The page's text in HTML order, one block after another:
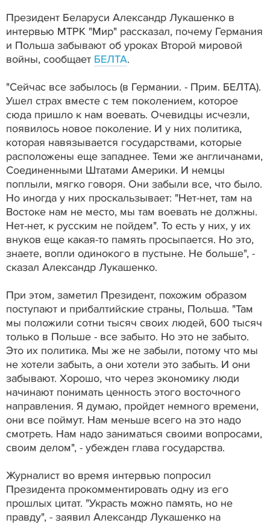
Президент Беларуси Александр Лукашенко в
интервью МТРК "Мир" рассказал, почему Германия
и Польша забывают об уроках Второй мировой
войны, сообщает БЕЛТА.
"Сейчас все забылось (в Германии. - Прим. БЕЛТА).
Ушел страх вместе с тем поколением, которое
сюда пришло к нам воевать. Очевидцы исчезли,
появилось новое поколение. И у них политика,
которая навязывается государствами, которые
расположены еще западнее. Теми же англичанами,
Соединенными Штатами Америки. И немцы
поплыли, мягко говоря. Они забыли все, что было.
Но иногда у них проскальзывает: "Нет-нет, там на
Востоке нам не место, мы там воевать не должны.
Нет-нет, к русским не пойдем". То есть у них, у их
внуков еще какая-то память просыпается. Но это,
знаете, вопли одинокого в пустыне. Не больше", -
сказал Александр Лукашенко.
При этом, заметил Президент, похожим образом
поступают и прибалтийские страны, Польша. "Там
мы положили сотни тысяч своих людей, 600 тысяч
только в Польше - все забыто. Но это не забыто.
Это их политика. Мы же не забыли, потому что мы
не хотели забыть, а они хотели это забыть. И они
забывают. Хорошо, что через экономику люди
начинают понимать ценность этого восточного
направления. Я думаю, пройдет немного времени,
они все поймут. Нам меньше всего на это надо
смотреть. Нам надо заниматься своими вопросами,
своим делом", - убежден глава государства.
Журналист во время интервью попросил
Президента прокомментировать одну из его
прошлых цитат. "Украсть можно память, но не
правду", - заявил Александр Лукашенко на